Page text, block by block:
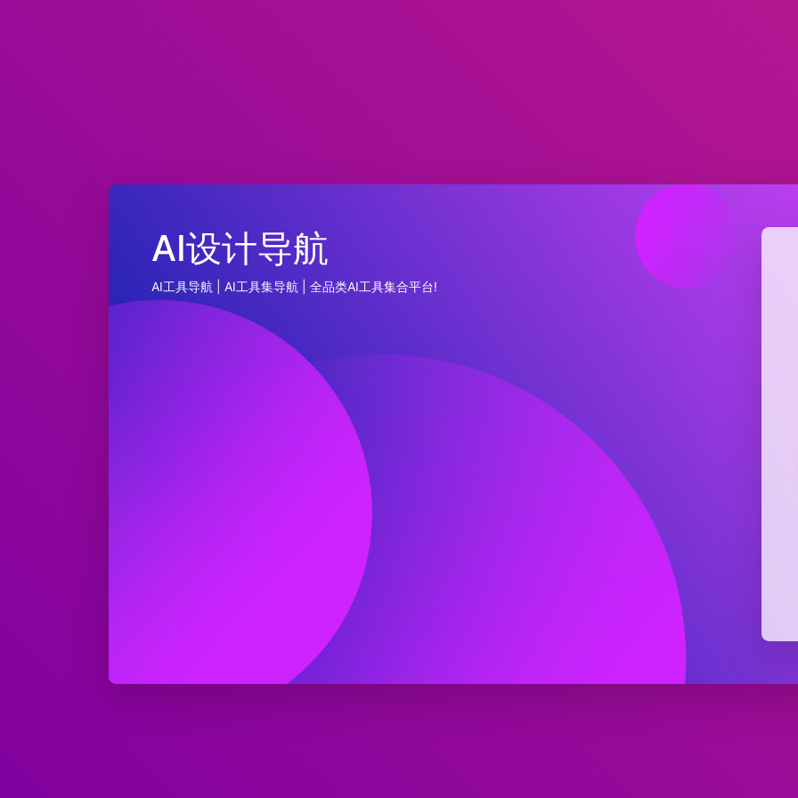
AI设计导航
AI工具导航 | AI工具集导航 | 全品类AI工具集合平台!